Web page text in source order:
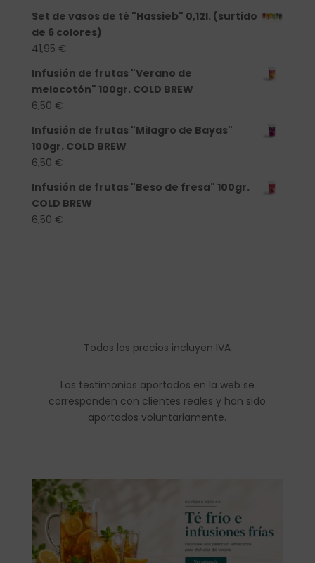
Set de vasos de té "Hassieb" 0,12l. (surtido
de 6 colores)
41,95 €
Infusión de frutas "Verano de
melocotón" 100gr. COLD BREW
6,50 €
Infusión de frutas "Milagro de Bayas"
100gr. COLD BREW
6,50 €
Infusión de frutas "Beso de fresa" 100gr.
COLD BREW
6,50 €
Todos los precios incluyen IVA
Los testimonios aportados en la web se
corresponden con clientes reales y han sido
aportados voluntariamente.